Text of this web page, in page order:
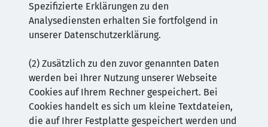
Spezifizierte Erklärungen zu den
Analysediensten erhalten Sie fortfolgend in
unserer Datenschutzerklärung.
(2) Zusätzlich zu den zuvor genannten Daten
werden bei Ihrer Nutzung unserer Webseite
Cookies auf Ihrem Rechner gespeichert. Bei
Cookies handelt es sich um kleine Textdateien,
die auf Ihrer Festplatte gespeichert werden und